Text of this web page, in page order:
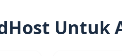
Untuk